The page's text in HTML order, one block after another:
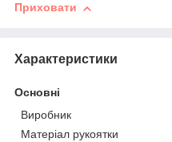
Приховати
Характеристики
Основні
Виробник
Матеріал рукоятки